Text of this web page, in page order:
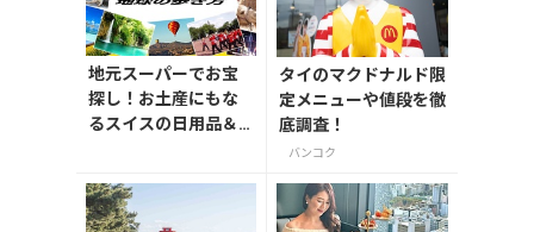
地元スーパーでお宝
探し！お土産にもな
るスイスの日用品＆
タイのマクドナルド限
定メニューや値段を徹
底調査！
バンコク